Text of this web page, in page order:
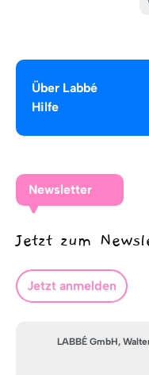
Über Labbé
Hilfe
Newsletter
Jetzt zum
Jetzt anmelden
LABBÉ GmbH,